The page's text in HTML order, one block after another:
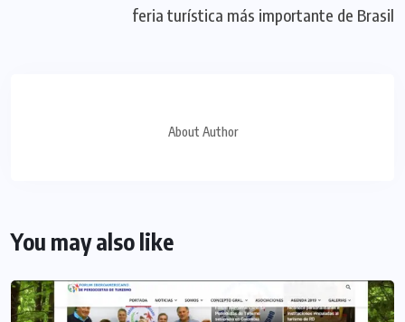
feria turística más importante de Brasil
About Author
You may also like